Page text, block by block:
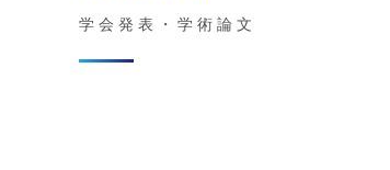
学会発表・学術論文